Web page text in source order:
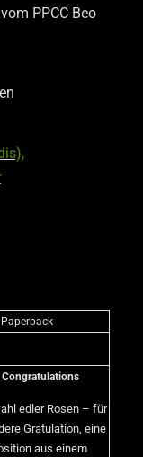
Paperback
Congratulations
edler Rosen – für
Gratulation, eine
aus einem